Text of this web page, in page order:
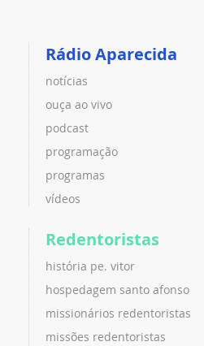
Rádio Aparecida
notícias
ouça ao vivo
podcast
programação
programas
vídeos
Redentoristas
história pe. vitor
hospedagem santo afonso
missionários redentoristas
missões redentoristas